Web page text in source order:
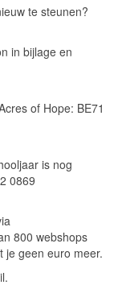
te steunen?
in bijlage en
of Hope: BE71
is nog
0869
800 webshops
je geen euro meer.